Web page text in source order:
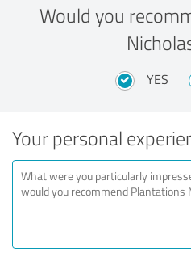
Would you
YES
Your personal